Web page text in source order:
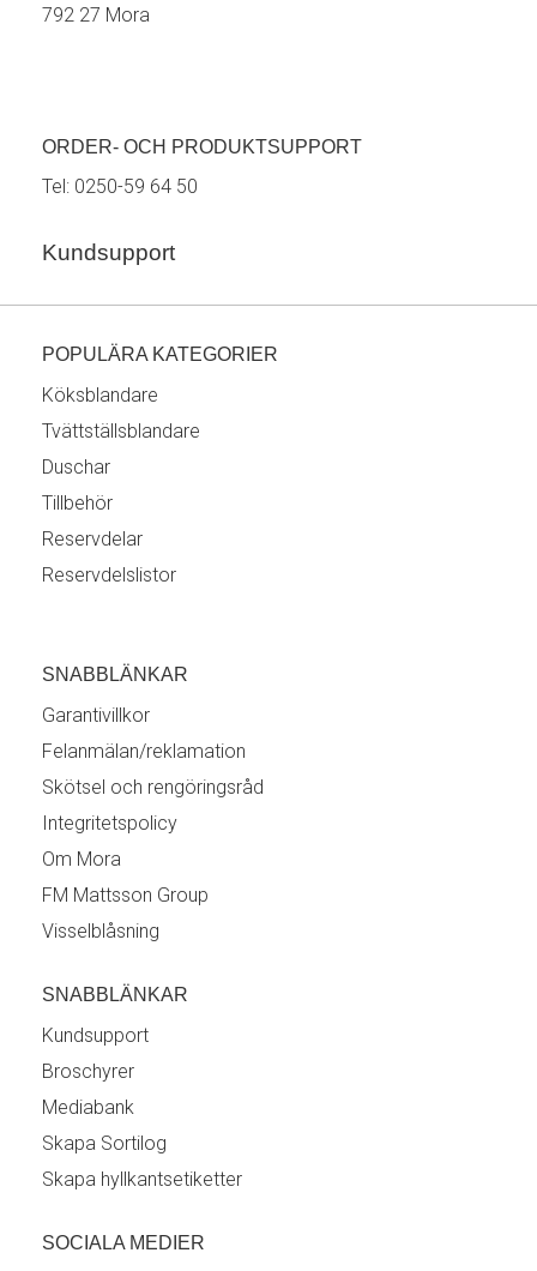
792 27 Mora
ORDER- OCH PRODUKTSUPPORT
Tel: 0250-59 64 50
Kundsupport
POPULÄRA KATEGORIER
Köksblandare
Tvättställsblandare
Duschar
Tillbehör
Reservdelar
Reservdelslistor
SNABBLÄNKAR
Garantivillkor
Felanmälan/reklamation
Skötsel och rengöringsråd
Integritetspolicy
Om Mora
FM Mattsson Group
Visselblåsning
SNABBLÄNKAR
Kundsupport
Broschyrer
Mediabank
Skapa Sortilog
Skapa hyllkantsetiketter
SOCIALA MEDIER